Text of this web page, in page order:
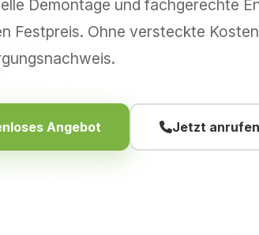
Demontage und fachgerechte
Festpreis. Ohne versteckte
Angebot Jetzt anrufen